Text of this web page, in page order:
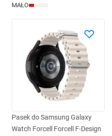
MAŁO
Pasek do Samsung Galaxy
Watch Forcell Forcell F-Design